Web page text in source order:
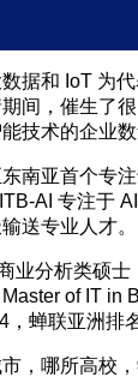
据和 IoT 为
间，催生了
技术的企业
南亚首个专
AI 专注于
送专业人才。
业分析类硕
of IT in
蝉联亚洲排
，哪所高校